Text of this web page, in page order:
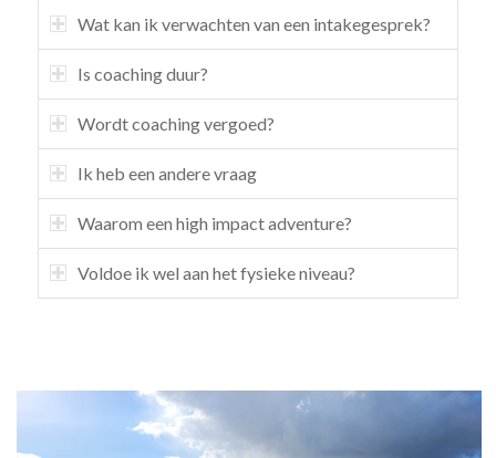
Wat kan ik verwachten van een intakegesprek?
Is coaching duur?
Wordt coaching vergoed?
Ik heb een andere vraag
Waarom een high impact adventure?
Voldoe ik wel aan het fysieke niveau?